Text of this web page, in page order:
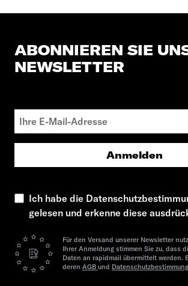
ABONNIEREN SIE
NEWSLETTER
Anmelden
Ich habe die
gelesen und erkenne diese
Für den Versand unserer Newsletter
Ihrer Anmeldung stimmen Sie zu, dass
Daten an rapidmail übermittelt werden.
deren AGB und